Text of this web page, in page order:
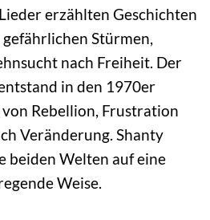
erzählten Geschichten
Stürmen,
nach Freiheit. Der
in den 1970er
Rebellion, Frustration
Veränderung. Shanty
beiden Welten auf eine
Weise.